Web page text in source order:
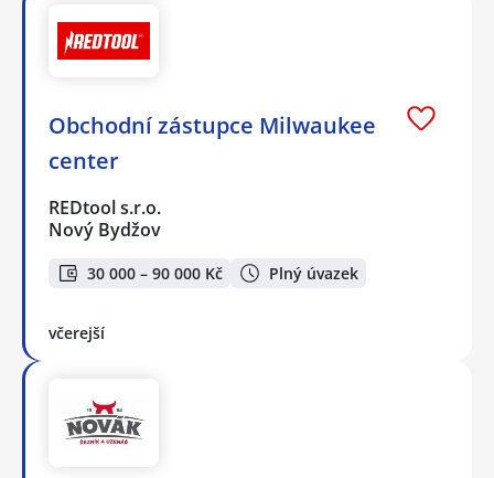
Obchodní zástupce Milwaukee
center
REDtool s.r.o.
Nový Bydžov
30 000 – 90 000 Kč Plný úvazek
včerejší